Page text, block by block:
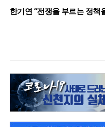
한기연 “전쟁을 부르는 정책